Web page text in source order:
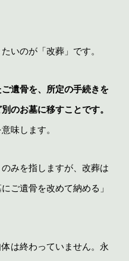
いのが「改葬」です。
遺骨を、所定の手続きを
のお墓に移すことです。
味します。
みを指しますが、改葬は
ご遺骨を改めて納める」
は終わっていません。永